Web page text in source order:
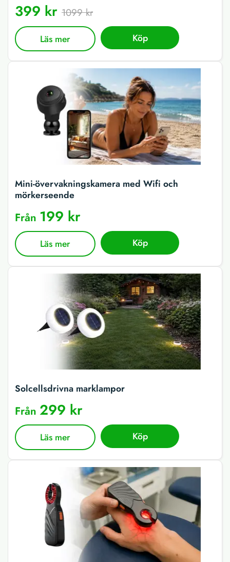
399 kr 1099 kr
Läs mer Köp
Mini-övervakningskamera med Wifi och
mörkerseende
Från 199 kr
Läs mer Köp
Solcellsdrivna marklampor
Från 299 kr
Läs mer Köp